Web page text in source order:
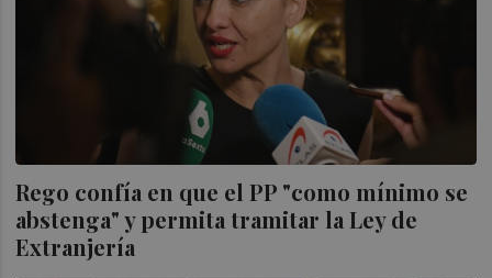
Rego confía en que el PP "como mínimo se
abstenga" y permita tramitar la Ley de
Extranjería